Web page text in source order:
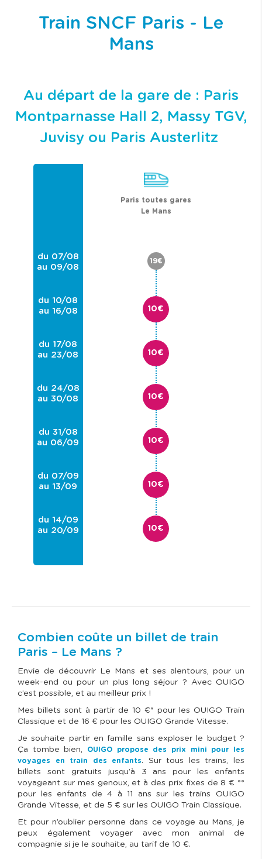
Train SNCF Paris - Le
Mans
Au départ de la gare de : Paris
Montparnasse Hall 2, Massy TGV,
Juvisy ou Paris Austerlitz
du 07/08
au 09/08
du 10/08
au 16/08
du 17/08
au 23/08
du 24/08
au 30/08
du 31/08
au 06/09
du 07/09
au 13/09
du 14/09
au 20/09
Paris toutes gares
Le Mans
19€
10€
10€
10€
10€
10€
10€
Combien coûte un billet de train
Paris – Le Mans ?
Envie de découvrir Le Mans et ses alentours, pour un
week-end ou pour un plus long séjour ? Avec OUIGO
c’est possible, et au meilleur prix !
Mes billets sont à partir de 10 €* pour les OUIGO Train
Classique et de 16 € pour les OUIGO Grande Vitesse.
Je souhaite partir en famille sans exploser le budget ?
Ça tombe bien,
OUIGO propose des prix mini pour les
voyages en train des enfants. Sur tous les trains, les
billets sont gratuits jusqu’à 3 ans pour les enfants
voyageant sur mes genoux, et à des prix fixes de 8 € **
pour les enfants de 4 à 11 ans sur les trains OUIGO
Grande Vitesse, et de 5 € sur les OUIGO Train Classique.
Et pour n’oublier personne dans ce voyage au Mans, je
peux également voyager avec mon animal de
compagnie si je le souhaite, au tarif de 10 €.